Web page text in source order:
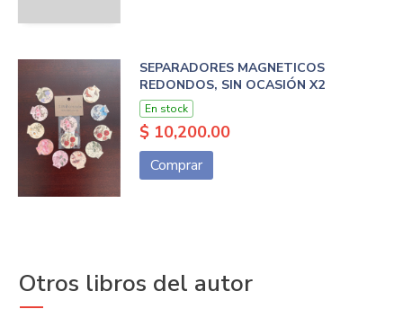
SEPARADORES MAGNETICOS
REDONDOS, SIN OCASIÓN X2
En stock
$ 10,200.00
Comprar
Otros libros del autor